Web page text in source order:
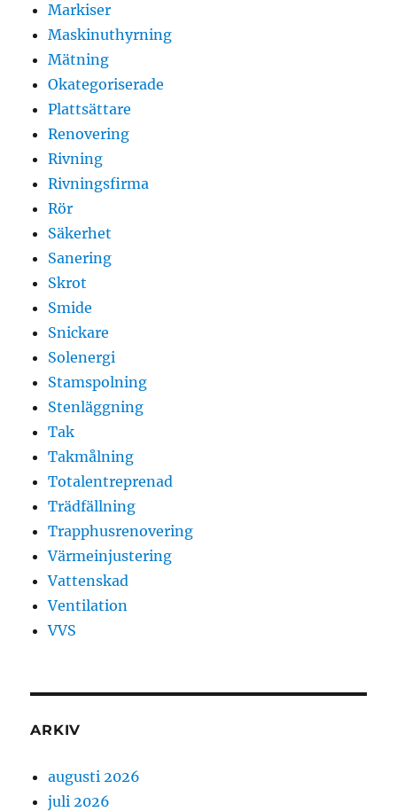
Markiser
Maskinuthyrning
Mätning
Okategoriserade
Plattsättare
Renovering
Rivning
Rivningsfirma
Rör
Säkerhet
Sanering
Skrot
Smide
Snickare
Solenergi
Stamspolning
Stenläggning
Tak
Takmålning
Totalentreprenad
Trädfällning
Trapphusrenovering
Värmeinjustering
Vattenskad
Ventilation
VVS
ARKIV
augusti 2026
juli 2026